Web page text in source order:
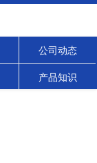
公司动态
产品知识